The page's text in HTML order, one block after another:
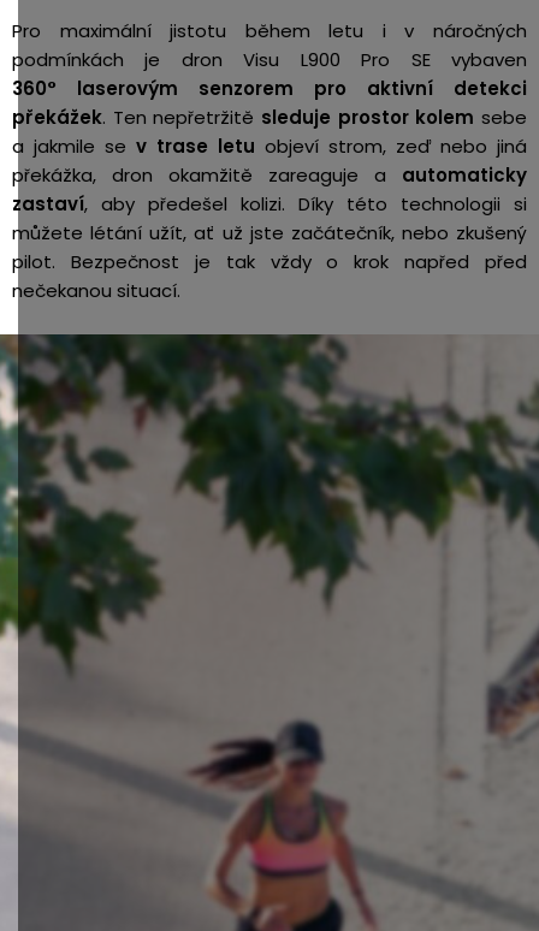
Pro maximální jistotu během letu i v náročných
podmínkách je dron Visu L900 Pro SE vybaven
360° laserovým senzorem pro aktivní detekci
překážek. Ten nepřetržitě sleduje prostor kolem sebe
a jakmile se v trase letu objeví strom, zeď nebo jiná
překážka, dron okamžitě zareaguje a automaticky
zastaví, aby předešel kolizi. Díky této technologii si
můžete létání užít, ať už jste začátečník, nebo zkušený
pilot. Bezpečnost je tak vždy o krok napřed před
nečekanou situací.